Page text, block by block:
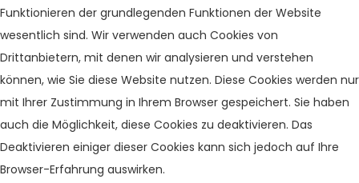
Funktionieren der grundlegenden Funktionen der Website
wesentlich sind. Wir verwenden auch Cookies von
Drittanbietern, mit denen wir analysieren und verstehen
können, wie Sie diese Website nutzen. Diese Cookies werden nur
mit Ihrer Zustimmung in Ihrem Browser gespeichert. Sie haben
auch die Möglichkeit, diese Cookies zu deaktivieren. Das
Deaktivieren einiger dieser Cookies kann sich jedoch auf Ihre
Browser-Erfahrung auswirken.